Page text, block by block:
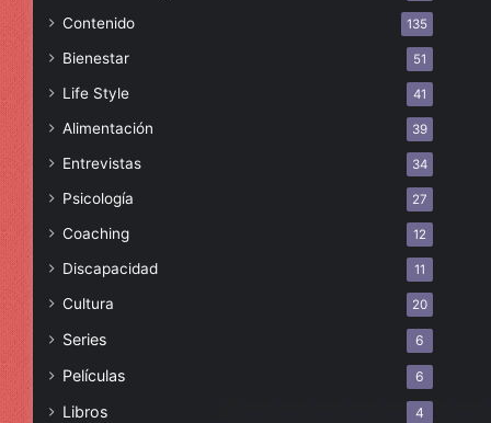
Contenido 135
Bienestar 51
Life Style 41
Alimentación 39
Entrevistas 34
Psicología 27
Coaching 12
Discapacidad 11
Cultura 20
Series 6
Películas 6
Libros 4